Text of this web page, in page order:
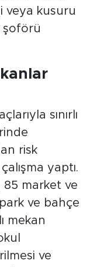
veya kusuru
şoförü
sınırlı
risk
yaptı.
85 market ve
ve bahçe
mekan
ve